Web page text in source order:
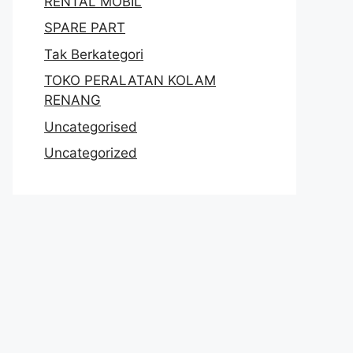
SPARE PART
Tak Berkategori
TOKO PERALATAN KOLAM
RENANG
Uncategorised
Uncategorized